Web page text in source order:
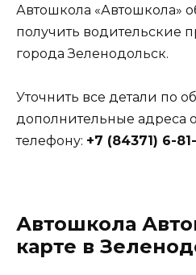
Автошкола «Автошкола»
получить водительские
города Зеленодольск.
Уточнить все детали по
дополнительные адреса
телефону: +7 (84371) 6-
Автошкола
карте в